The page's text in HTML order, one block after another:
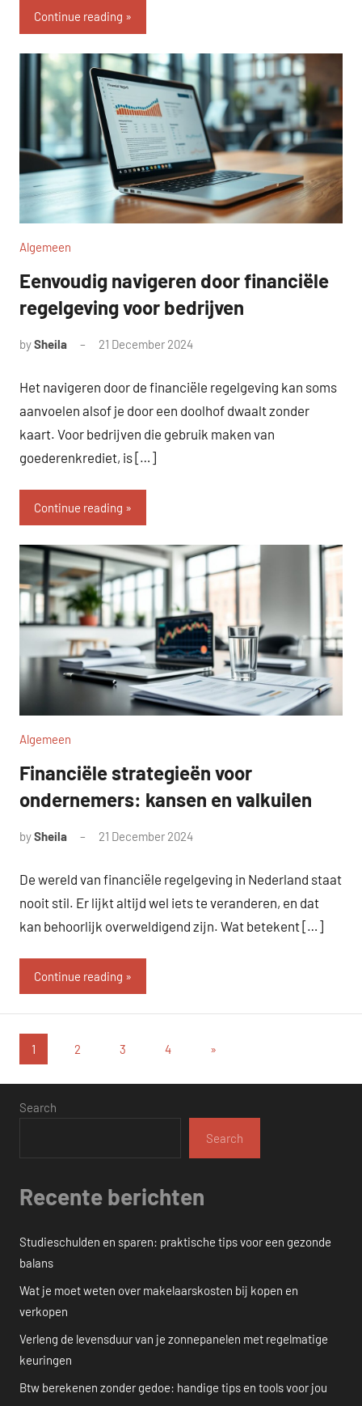
Continue reading
Algemeen
Eenvoudig navigeren door financiële
regelgeving voor bedrijven
bySheila 21 December 2024
Het navigeren door de financiële regelgeving kan soms
aanvoelen alsof je door een doolhof dwaalt zonder
kaart. Voor bedrijven die gebruik maken van
goederenkrediet, is […]
Continue reading
Algemeen
Financiële strategieën voor
ondernemers: kansen en valkuilen
bySheila 21 December 2024
De wereld van financiële regelgeving in Nederland staat
nooit stil. Er lijkt altijd wel iets te veranderen, en dat
kan behoorlijk overweldigend zijn. Wat betekent […]
Continue reading
Posts
pagination
1 2 3 4
Next
»
Search
Search
Recente berichten
Studieschulden en sparen: praktische tips voor een gezonde
balans
Wat je moet weten over makelaarskosten bij kopen en
verkopen
Verleng de levensduur van je zonnepanelen met regelmatige
keuringen
Btw berekenen zonder gedoe: handige tips en tools voor jou